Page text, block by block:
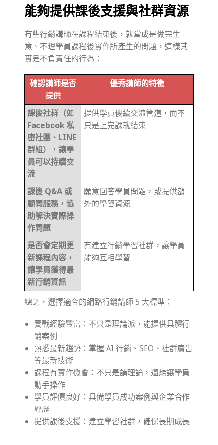
能夠提供課後支援與社群資源
有些行銷講師在課程結束後，就當成是做完生
意、不理學員課程後實作所產生的問題，這樣其
實是不負責任的行為：
確認講師是否
提供
優秀講師的特徵
課後社群（如
Facebook 私
密社團、LINE
群組），讓學
員可以持續交
流
提供學員後續交流管道，而不
只是上完課就結束
課後 Q&A 或
顧問服務，協
助解決實際操
作問題
願意回答學員問題，或提供額
外的學習資源
是否會定期更
新課程內容，
讓學員獲得最
新行銷資訊
有建立行銷學習社群，讓學員
能夠互相學習
總之，選擇適合的網路行銷講師 5 大標準：
實戰經驗豐富：不只是理論派，能提供具體行
銷案例
熟悉最新趨勢：掌握 AI 行銷、SEO、社群廣告
等最新技術
課程有實作機會：不只是講理論，還能讓學員
動手操作
學員評價良好：具備學員成功案例與企業合作
經歷
提供課後支援：建立學習社群，確保長期成長